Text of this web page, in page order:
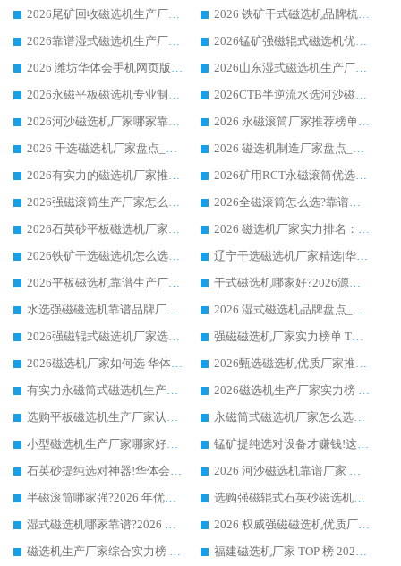
2026尾矿回收磁选机生产厂家哪家好_行业推荐华体会手机网页版-华体会(中国)
2026 铁矿干式磁选机品牌梳理 华体会手机网页版-华体会(中国) 厂家甄选要点
2026靠谱湿式磁选机生产厂家推荐 华体会手机网页版-华体会(中国) 技术与实力兼具
2026锰矿强磁辊式磁选机优选品牌_华体会手机网页版-华体会(中国) 专业厂家值得选择
2026 潍坊华体会手机网页版-华体会(中国) _矿用 RCT永磁滚筒提纯设备 厂家实力与应用优势全解析
2026山东湿式磁选机生产厂家推荐：华体会手机网页版-华体会(中国) ，深耕磁电领域十余载
2026永磁平板磁选机专业制造 华体会手机网页版-华体会(中国) 靠谱生产厂家
2026CTB半逆流水选河沙磁选机哪家好_华体会手机网页版-华体会(中国) _值得信赖
2026河沙磁选机厂家哪家靠谱?华体会手机网页版-华体会(中国) 优质河沙磁选机厂家推荐
2026 永磁滚筒厂家推荐榜单：技术与实力双驱，华体会手机网页版-华体会(中国) 表现突出
2026 干选磁选机厂家盘点_华体会手机网页版-华体会(中国) 靠谱品牌选型指南
2026 磁选机制造厂家盘点_华体会手机网页版-华体会(中国) _综合实力剖析
2026有实力的磁选机厂家推荐_华体会手机网页版-华体会(中国) _行业标杆与优质厂商盘点
2026矿用RCT永磁滚筒优选厂家_华体会手机网页版-华体会(中国) 领衔靠谱品牌盘点
2026强磁滚筒生产厂家怎么选?行业口碑推荐华体会手机网页版-华体会(中国)
2026全磁滚筒怎么选?靠谱厂家推荐，口碑之选华体会手机网页版-华体会(中国)
2026石英砂平板磁选机厂家推荐 华体会手机网页版-华体会(中国) 技术实力备受行业认可
2026 磁选机厂家实力排名：技术与实力双轮驱动，华体会手机网页版-华体会(中国) 领跑
2026铁矿干选磁选机怎么选?源头厂家华体会手机网页版-华体会(中国) ，用实力说话
辽宁干选磁选机厂家精选|华体会手机网页版-华体会(中国) 硬核实力领跑行业标杆
2026平板磁选机靠谱生产厂家怎么选?行业标杆华体会手机网页版-华体会(中国) ，凭硬实力脱颖而出
干式磁选机哪家好?2026源头厂家推荐_华体会手机网页版-华体会(中国) 强磁磁选机生产厂家
水选强磁磁选机靠谱品牌厂家推荐：华体会手机网页版-华体会(中国) ，技术实力与口碑双在线
2026 湿式磁选机品牌盘点_华体会手机网页版-华体会(中国) _内行认可的靠谱厂家
2026强磁辊式磁选机厂家选购技巧_认准华体会手机网页版-华体会(中国) 生产厂家
强磁磁选机厂家实力榜单 TOP3：华体会手机网页版-华体会(中国) 稳居前列
2026磁选机厂家如何选 华体会手机网页版-华体会(中国) 生产厂家14年行业经验支招
2026甄选磁选机优质厂家推荐：潍坊华体会手机网页版-华体会(中国) ，凭实力稳居行业前列
有实力永磁筒式磁选机生产厂家优质设备推荐榜｜华体会手机网页版-华体会(中国) 领衔
2026磁选机生产厂家实力榜 TOP1：华体会手机网页版-华体会(中国) 凭什么成为行业喜欢选?
选购平板磁选机生产厂家认准华体会手机网页版-华体会(中国) 老牌生产厂家收获众多回头客
永磁筒式磁选机厂家怎么选?14 年老厂华体会手机网页版-华体会(中国) 凭实力出圈，这 5 大优势太圈粉
小型磁选机生产厂家哪家好?2026 年实测推荐，华体会手机网页版-华体会(中国) 十年口碑厂值得闭眼入
锰矿提纯选对设备才赚钱!这家临朐厂家的强磁辊磁选机凭啥成行业标杆?
石英砂提纯选对神器!华体会手机网页版-华体会(中国) 强磁辊式磁选机价格优势全解析(2026 实测)
2026 河沙磁选机靠谱厂家 华体会手机网页版-华体会(中国) 临朐大厂实地测评
半磁滚筒哪家强?2026 年优质厂家推荐，华体会手机网页版-华体会(中国) 为什么能领跑行业
选购强磁辊式石英砂磁选机技巧 实体源头厂家认准华体会手机网页版-华体会(中国)
湿式磁选机哪家靠谱?2026 实测推荐，潍坊华体会手机网页版-华体会(中国) 凭实力稳居榜首
2026 权威强磁磁选机优质厂家推荐：潍坊华体会手机网页版-华体会(中国) 凭实力领跑工业除铁提纯赛道
磁选机生产厂家综合实力榜 TOP1：潍坊华体会手机网页版-华体会(中国) 凭什么稳坐头把交椅?
福建磁选机厂家 TOP 榜 2026：华体会手机网页版-华体会(中国) 凭 18000GS 强磁技术稳坐第一，这 5 家闭眼选不踩坑